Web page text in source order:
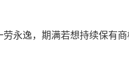
劳永逸，期满若想持续保有